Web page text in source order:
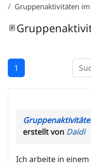
Gruppenaktivitäten
1
erstellt von Daidi
Ich arbeite in